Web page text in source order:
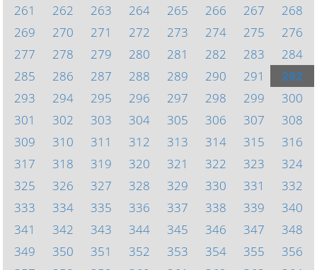
261
262 263 264 265 266 267
268
269
270 271 272 273 274 275
276
277
278 279 280 281 282 283
284
285
286 287 288 289 290 291
292
293
294 295 296 297 298 299
300
301
302 303 304 305 306 307
308
309
310 311 312 313 314 315
316
317
318 319 320 321 322 323
324
325
326 327 328 329 330 331
332
333
334 335 336 337 338 339
340
341
342 343 344 345 346 347
348
349
350 351 352 353 354 355
356